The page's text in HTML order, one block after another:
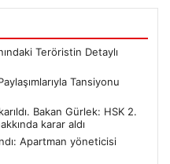
Teröristin Detaylı
Tansiyonu
Bakan Gürlek: HSK 2.
karar aldı
Apartman yöneticisi